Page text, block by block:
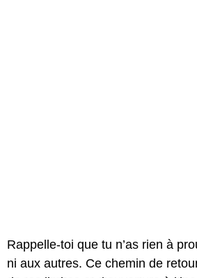
Rappelle-toi que tu n’as rien à
ni aux autres. Ce chemin de